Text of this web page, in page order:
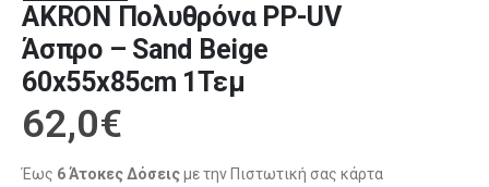
AKRON Πολυθρόνα PP-UV
Άσπρο – Sand Beige
60x55x85cm 1Τεμ
62,0€
Έως 6 Άτοκες Δόσειςμε την Πιστωτική σας κάρτα